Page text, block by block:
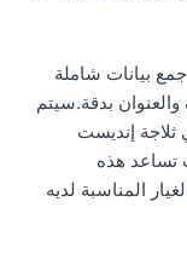
بيانات شاملة
بدقة.سيتم
ثلاجة إنديست
تساعد هذه
المناسبة لديه